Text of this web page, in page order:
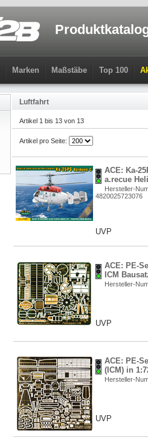
Marken Maßstäbe Top 100
Luftfahrt
Artikel 1 bis 13 von 13
Artikel pro Seite:
ACE: Ka-
a.recue
Hersteller-
4820025723076
UVP
ACE: PE-
ICM
Hersteller-
UVP
ACE: PE-
(ICM) in
Hersteller-
UVP